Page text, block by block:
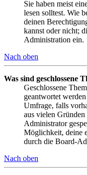
Sie haben meist
lesen solltest. Wie
deinen
kannst oder nicht;
Administration ein.
Nach oben
Was sind geschlossene
Geschlossene
geantwortet
Umfrage, falls
aus vielen
Administrator
Möglichkeit, deine
durch die Board-
Nach oben